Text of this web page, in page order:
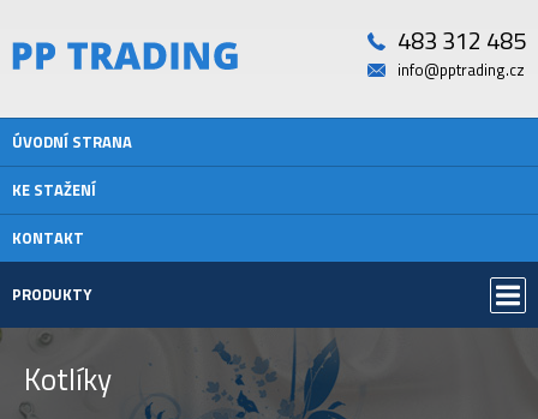
483 312 485
info@pptrading.cz
ÚVODNÍ STRANA
KE STAŽENÍ
KONTAKT
PRODUKTY
Kotlíky